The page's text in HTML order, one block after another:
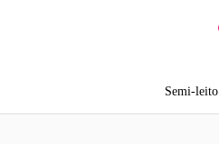
Semi-leito